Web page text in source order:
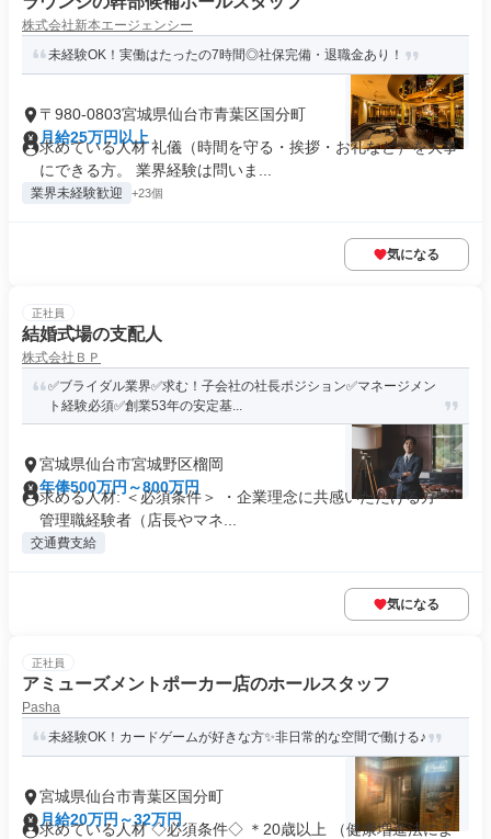
株式会社新本エージェンシー
未経験OK！実働はたったの7時間◎社保完備・退職金あり！
〒980-0803宮城県仙台市青葉区国分町
月給25万円以上
求めている人材 礼儀（時間を守る・挨拶・お礼など）を大事
にできる方。 業界経験は問いま...
業界未経験歓迎 +23個
気になる
正社員
結婚式場の支配人
株式会社ＢＰ
✅ブライダル業界✅求む！子会社の社長ポジション✅マネージメン
ト経験必須✅創業53年の安定基...
宮城県仙台市宮城野区榴岡
年俸500万円～800万円
求める人材: ＜必須条件＞ ・企業理念に共感いただける方 ・
管理職経験者（店長やマネ...
交通費支給
気になる
正社員
アミューズメントポーカー店のホールスタッフ
Pasha
未経験OK！カードゲームが好きな方✨非日常的な空間で働ける♪
宮城県仙台市青葉区国分町
月給20万円～32万円
求めている人材 ◇必須条件◇ ＊20歳以上 （健康増進法によ